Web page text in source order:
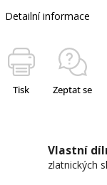
Detailní informace
Tisk Zeptat se
Vlastní
zlatnických